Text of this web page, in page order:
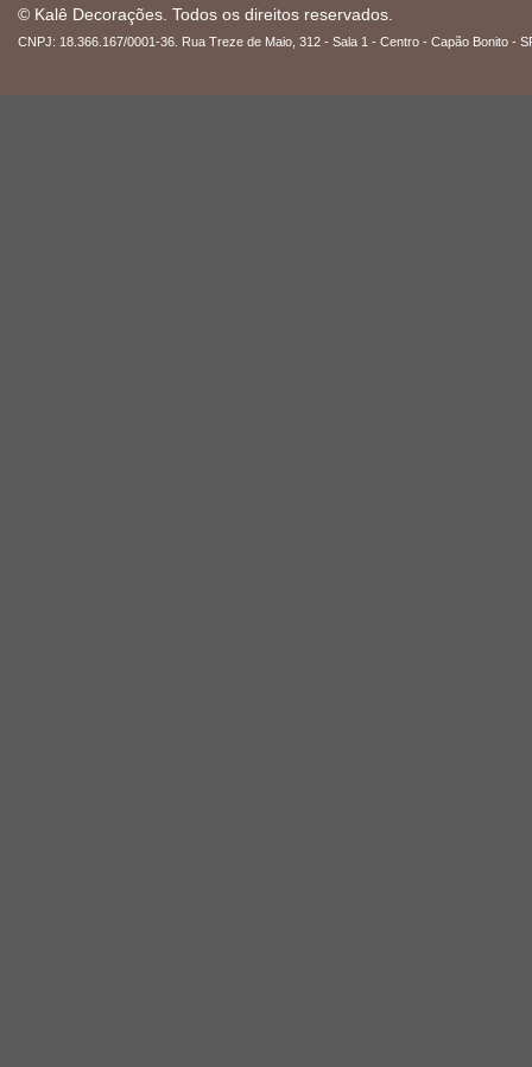
© Kalê Decorações. Todos os direitos reservados.
CNPJ: 18.366.167/0001-36. Rua Treze de Maio, 312 - Sala 1 - Centro - Capão Bonito -